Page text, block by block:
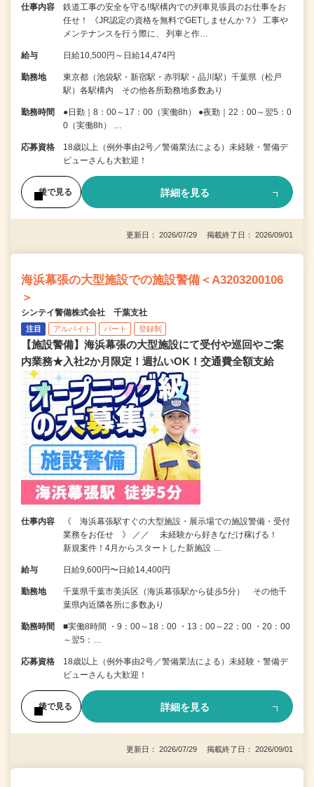
仕事内容
鉄道工事の安全を守る!!駅構内での列車見張員のお仕事をお
任せ！ 《JR認定の資格を無料でGETしませんか？》 工事や
メンテナンスを行う際に、 列車と作…
給与 日給10,500円～日給14,474円
勤務地
東京都（池袋駅・新宿駅・赤羽駅・品川駅）千葉県（松戸
駅）各駅構内 その他各所勤務地多数あり
勤務時間
●日勤｜8：00～17：00（実働8h） ●夜勤｜22：00～翌5：0
0（実働8h） …
応募資格
18歳以上（例外事由2号／警備業法による）未経験・警備デ
ビューさんも大歓迎！
後で見る 詳細を見る
更新日： 2026/07/29 掲載終了日： 2026/09/01
海浜幕張の大型施設での施設警備＜A3203200106
＞
シンテイ警備株式会社 千葉支社
注目 アルバイト パート 登録制
【施設警備】海浜幕張の大型施設にて受付や巡回やご案
内業務★入社2か月限定！週払いOK！交通費全額支給
仕事内容
《 海浜幕張駅すぐの大型施設・展示場での施設警備・受付
業務をお任せ 》 ／／ 未経験から好きなだけ稼げる！
新規案件！4月からスタートした新施設 …
給与 日給9,600円〜日給14,400円
勤務地
千葉県千葉市美浜区（海浜幕張駅から徒歩5分） その他千
葉県内近隣各所に多数あり
勤務時間
■実働8時間 ・9：00～18：00 ・13：00～22：00 ・20：00
～翌5：…
応募資格
18歳以上（例外事由2号／警備業法による）未経験・警備デ
ビューさんも大歓迎！
後で見る 詳細を見る
更新日： 2026/07/29 掲載終了日： 2026/09/01